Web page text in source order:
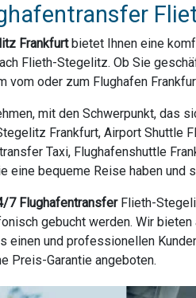
Frankfurtbietet Ihnen eine
Flieth-Stegelitz. Ob Sie
vom oder zum Flughafen
mit den Schwerpunkt, das
Frankfurt, Airport Shuttle
Taxi, Flughafenshuttle
eine bequeme Reise haben
7 FlughafentransferFlieth-
gebucht werden. Wir
einen und professionellen
Preis-Garantie angeboten.